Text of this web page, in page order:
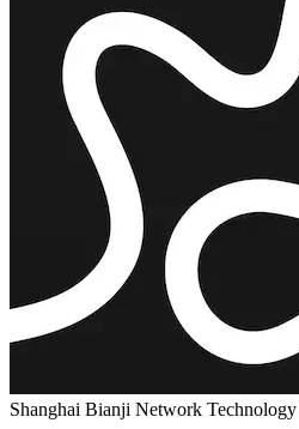
Shanghai Bianji Network